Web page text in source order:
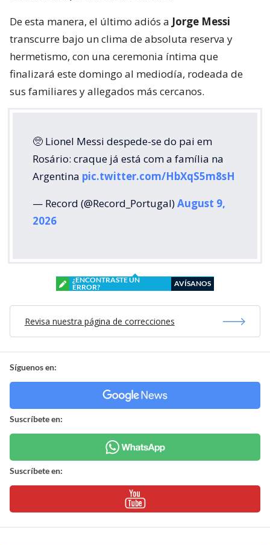
De esta manera, el último adiós a Jorge Messi
transcurre bajo un clima de absoluta reserva y
hermetismo, con una ceremonia íntima que
finalizará este domingo al mediodía, rodeada de
sus familiares y allegados más cercanos.
🥺 Lionel Messi despede-se do pai em
Rosário: craque já está com a família na
Argentina pic.twitter.com/HbXqS5m8sH
— Record (@Record_Portugal)August 9,
2026
¿ENCONTRASTE UN
ERROR?
AVÍSANOS
Revisa nuestra página de correcciones
Síguenos en:
Suscríbete en:
Suscríbete en: